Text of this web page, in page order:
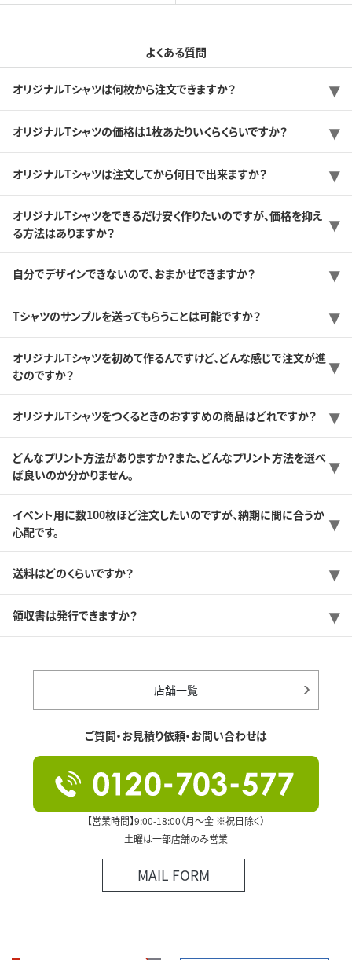
よくある質問
オリジナルTシャツは何枚から注文できますか？
オリジナルTシャツの価格は1枚あたりいくらくらいですか？
オリジナルTシャツは注文してから何日で出来ますか？
オリジナルTシャツをできるだけ安く作りたいのですが、価格を抑え
る方法はありますか？
自分でデザインできないので、おまかせできますか？
Tシャツのサンプルを送ってもらうことは可能ですか？
オリジナルTシャツを初めて作るんですけど、どんな感じで注文が進
むのですか？
オリジナルTシャツをつくるときのおすすめの商品はどれですか？
どんなプリント方法がありますか？また、どんなプリント方法を選べ
ば良いのか分かりません。
イベント用に数100枚ほど注文したいのですが、納期に間に合うか
心配です。
送料はどのくらいですか？
領収書は発行できますか？
店舗一覧
ご質問・お見積り依頼・お問い合わせは
【営業時間】9:00-18:00（月～金 ※祝日除く）
土曜は一部店舗のみ営業
MAIL FORM